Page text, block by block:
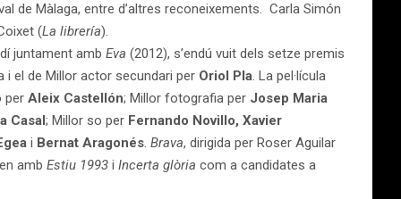
de Màlaga, entre d’altres reconeixements. Carla Simón
(La librería).
juntament amb Eva (2012), s’endú vuit dels setze premis
el de Millor actor secundari per Oriol Pla. La pel·lícula
per Aleix Castellón; Millor fotografia per Josep Maria
Casal; Millor so per Fernando Novillo, Xavier
i Bernat Aragonés. Brava, dirigida per Roser Aguilar
amb Estiu 1993 i Incerta glòria com a candidates a